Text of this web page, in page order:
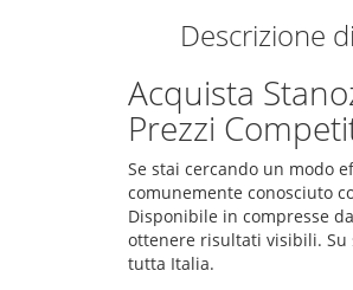
Descrizione
Acquista
Prezzi
Se stai cercando un modo
comunemente conosciuto
Disponibile in compresse
ottenere risultati visibili. Su
tutta Italia.